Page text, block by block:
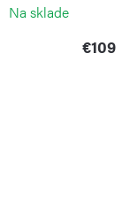
Na sklade
€109